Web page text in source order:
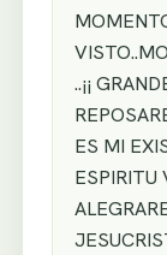
..¡¡
ES MI
ESPIRITU